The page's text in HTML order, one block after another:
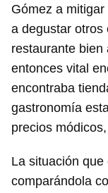
Gómez a
a degustar otros
restaurante bien
entonces vital
encontraba
gastronomía
precios
La situación
comparándola